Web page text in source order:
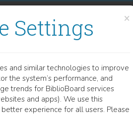
×
Settings
and similar technologies to improve
the system’s performance, and
trends for BiblioBoard services
and apps). We use this
experience for all users. Please